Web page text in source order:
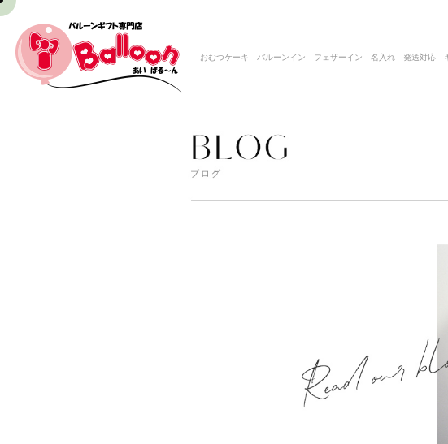
おむつケーキ バルーンイン フェザーイン 名入れ 発送対応